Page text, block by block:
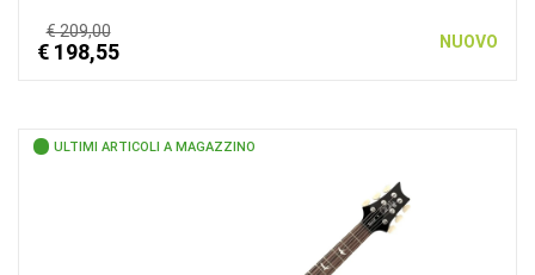
€ 209,00
€ 198,55 NUOVO
ULTIMI ARTICOLI A MAGAZZINO